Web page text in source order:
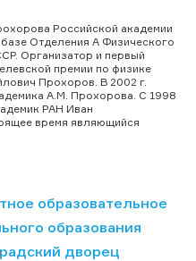
Российской академии
Отделения А Физического
Организатор и первый
премии по физике
Прохоров. В 2002 г.
А.М. Прохорова. C 1998
РАН Иван
время являющийся
образовательное
образования
дворец